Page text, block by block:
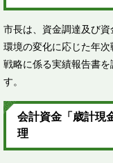
市長は、資金調達及び
環境の変化に応じた年
戦略に係る実績報告書
す。
会計資金「歳計現
理